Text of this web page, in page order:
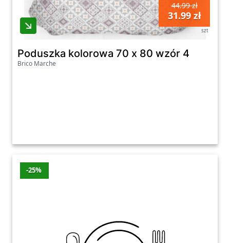
44.99 zł
31.99 zł
szt
Poduszka kolorowa 70 x 80 wzór 4
Brico Marche
-25%